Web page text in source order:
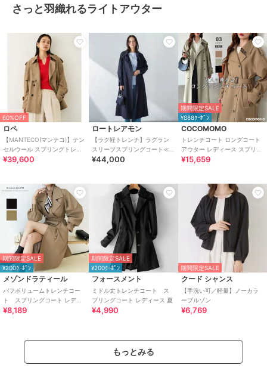
さっと羽織れるライトアウター
60%OFF
ロペ
【MANTECO(マンテコ)】テン
セルウール スプリングトレン
チコート
¥39,600
ロートレアモン
【ラク軽トレンチ】ラグラン
スリーブスプリングコート≪
撥水/手洗い≫
¥44,000
期間限定SALE
¥888ｸｰﾎﾟﾝ
COCOMOMO
トレンチコート ロングコート
アウター レディース スプリン
グコート ロング丈 ライトアウ
¥15,659
期間限定SALE
¥200ｸｰﾎﾟﾝ
メゾンドラティール
パフボリュームトレンチコー
ト スプリングコート レディ
ース 夏
¥8,189
期間限定SALE
¥200ｸｰﾎﾟﾝ
フォースメント
ミドル丈トレンチコート ス
プリングコート レディース 夏
¥4,990
期間限定SALE
クード シャンス
【手洗い可／軽量】ノーカラ
ーブルゾン
¥6,769
もっとみる